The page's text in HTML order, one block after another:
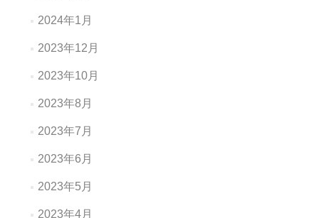
2024年1月
2023年12月
2023年10月
2023年8月
2023年7月
2023年6月
2023年5月
2023年4月